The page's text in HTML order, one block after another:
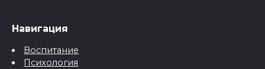
Навигация
Воспитание
Психология